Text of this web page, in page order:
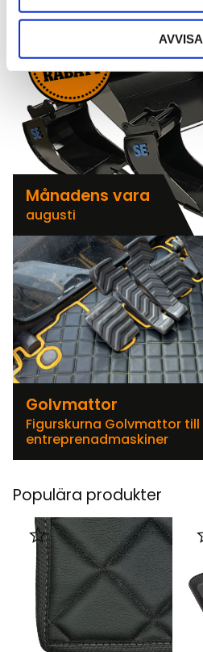
AVVISA
Månadens vara
augusti
Golvmattor
Figurskurna Golvmattor till
entreprenadmaskiner
Populära produkter
Lägg till i favoriter